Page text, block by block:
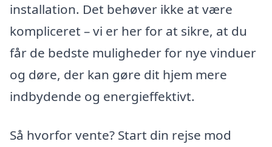
installation. Det behøver ikke at være
kompliceret – vi er her for at sikre, at du
får de bedste muligheder for nye vinduer
og døre, der kan gøre dit hjem mere
indbydende og energieffektivt.
Så hvorfor vente? Start din rejse mod